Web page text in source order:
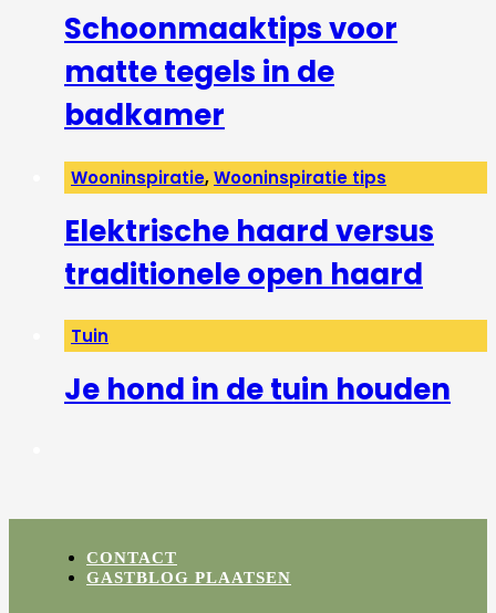
Schoonmaaktips voor
matte tegels in de
badkamer
Wooninspiratie,Wooninspiratie tips
Elektrische haard versus
traditionele open haard
Tuin
Je hond in de tuin houden
CONTACT
GASTBLOG PLAATSEN